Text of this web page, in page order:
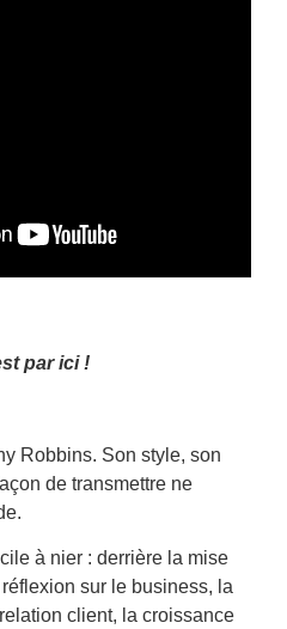
par ici !
Robbins. Son style, son
de transmettre ne
à nier : derrière la mise
sur le business, la
client, la croissance